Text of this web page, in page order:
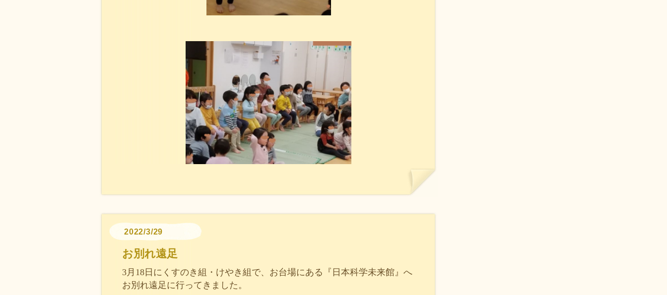
2022/3/29
お別れ遠足
3月18日にくすのき組・けやき組で、お台場にある『日本科学未来館』へ
お別れ遠足に行ってきました。